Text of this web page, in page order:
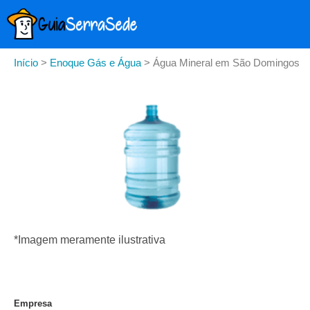
Início > Enoque Gás e Água > Água Mineral em São Domingos
*Imagem meramente ilustrativa
Empresa